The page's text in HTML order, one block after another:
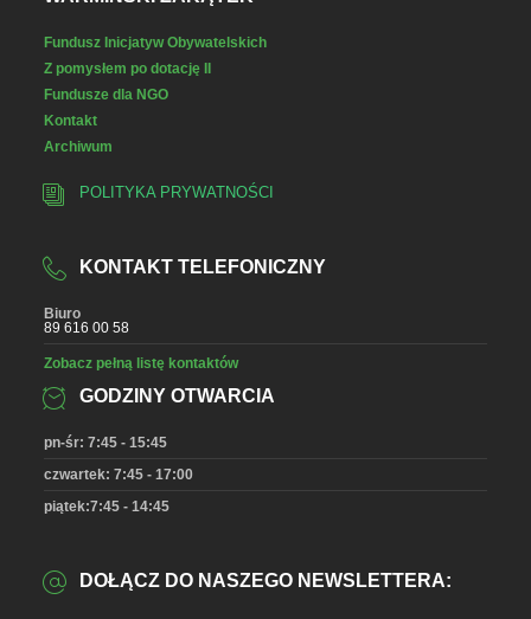
Fundusz Inicjatyw Obywatelskich
Z pomysłem po dotację II
Fundusze dla NGO
Kontakt
Archiwum
POLITYKA PRYWATNOŚCI
KONTAKT TELEFONICZNY
Biuro
89 616 00 58
Zobacz pełną listę kontaktów
GODZINY OTWARCIA
pn-śr: 7:45 - 15:45
czwartek: 7:45 - 17:00
piątek:7:45 - 14:45
DOŁĄCZ DO NASZEGO NEWSLETTERA: